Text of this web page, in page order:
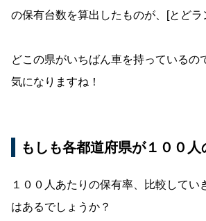
の保有台数を算出したものが、[とどラ
どこの県がいちばん車を持っているの
気になりますね！
もしも各都道府県が１００人
１００人あたりの保有率、比較してい
はあるでしょうか？